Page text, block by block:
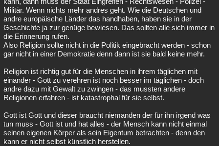
Militär. Wenn nichts mehr andres geht. Wie die Deutschen und
andre europäische Länder das handhaben, haben sie in der
Geschichte ja zur genüge bewiesen. Das sollten alle sich immer in
die Erinnerung rufen.
Also Religion sollte nicht in die Politik eingebracht werden - schon
gar nicht in einer Demokratie denn dann ist sie bald keine mehr.
Religion ist richtig gut für die Menschen in ihrem täglichen mit
einander - Gott zu verehren ist noch besser im täglichen - doch
andre dazu mit Gewalt zu zwingen - das mussten andere
Religionen erfahren - ist katastrophal für sie selbst.
Gott ist Gott und dieser braucht niemanden der für ihn irgend was
tun muss - Gott ist und hat alles - der Mensch kann nicht einmal
seinen eigenen Körper als sein Eigentum betrachten - denn den
kann er nicht selbst künstlich herstellen.